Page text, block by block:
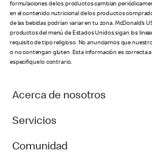
formulaciones de los productos cambian
en el contenido nutricional de los productos
de las bebidas podrían variar en tu zona. McDonald’s
productos del menú de Estados Unidos sigan los
requisito de tipo religioso. No anunciamos que
o no contengan gluten. Esta información es correcta
especifique lo contrario.
Acerca de nosotros
Servicios
Comunidad